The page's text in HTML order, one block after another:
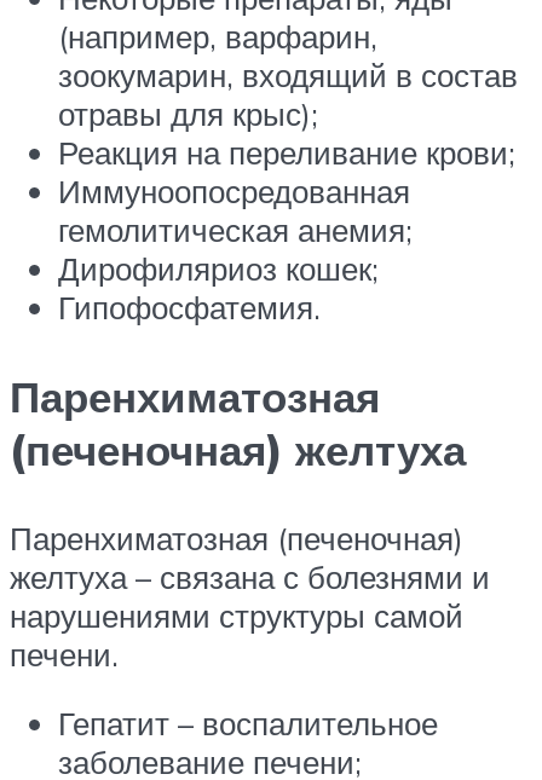
(например, варфарин,
зоокумарин, входящий в состав
отравы для крыс);
Реакция на переливание крови;
Иммуноопосредованная
гемолитическая анемия;
Дирофиляриоз кошек;
Гипофосфатемия.
Паренхиматозная
(печеночная) желтуха
Паренхиматозная (печеночная)
желтуха – связана с болезнями и
нарушениями структуры самой
печени.
Гепатит – воспалительное
заболевание печени;